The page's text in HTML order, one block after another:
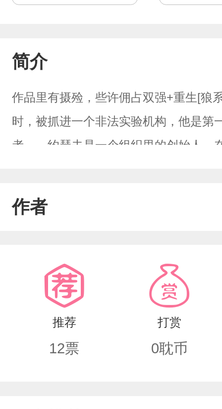
简介
作品里有摄殓，些许佣占双强+重生[狼
时，被抓进一个非法实验机构，他是第
者……约瑟夫是一个组织里的创始人，
作者
推荐
12票
打赏
0耽币